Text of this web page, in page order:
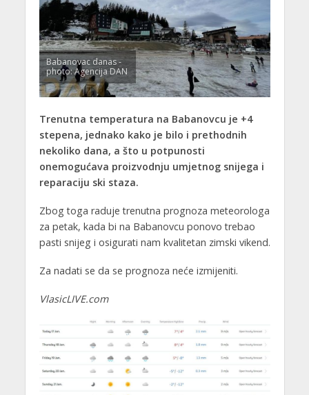
Babanovac danas -
photo: Agencija DAN
Trenutna temperatura na Babanovcu je +4
stepena, jednako kako je bilo i prethodnih
nekoliko dana, a što u potpunosti
onemogućava proizvodnju umjetnog snijega i
reparaciju ski staza.
Zbog toga raduje trenutna prognoza meteorologa
za petak, kada bi na Babanovcu ponovo trebao
pasti snijeg i osigurati nam kvalitetan zimski vikend.
Za nadati se da se prognoza neće izmijeniti.
VlasicLIVE.com